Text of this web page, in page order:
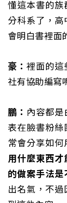
懂這本書的族
分科系了，高
會明白書裡面
豪： 裡面的這
社有協助編寫
鵬： 內容都
表在臉書粉絲
常會分享如何
用什麼東西才
的做案手法是
出名氣，不